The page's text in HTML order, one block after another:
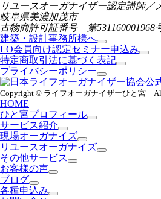
リユースオーガナイザー認定講師／
岐阜県美濃加茂市
古物商許可証番号 第531160001968
建築・設計事務所様へ
LO会員向け認定セミナー申込み
特定商取引法に基づく表記
プライバシーポリシー
Copyright © ライフオーガナイザーひと宮 All
HOME
ひと宮プロフィール
サービス紹介
現場オーガナイズ
リユースオーガナイズ
その他サービス
お客様の声
ブログ
各種申込み